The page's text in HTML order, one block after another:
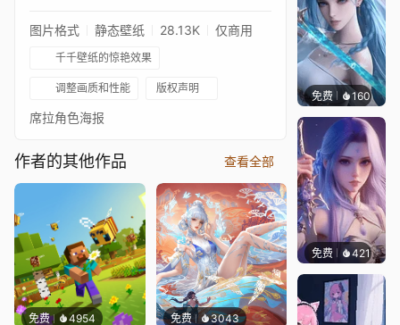
图片格式 静态壁纸 28.13K 仅商用
千千壁纸的惊艳效果
调整画质和性能 版权声明
席拉角色海报
作者的其他作品 查看全部
免费 4954 免费 3043
免费 160好看
免费 421好看